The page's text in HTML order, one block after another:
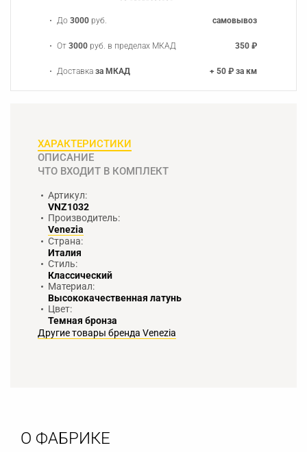
До3000 руб. самовывоз
От3000 руб. в пределах МКАД 350 ₽
Доставказа МКАД + 50 ₽ за км
ХАРАКТЕРИСТИКИ
ОПИСАНИЕ
ЧТО ВХОДИТ В КОМПЛЕКТ
Артикул:
VNZ1032
Производитель:
Venezia
Страна:
Италия
Стиль:
Классический
Материал:
Высококачественная латунь
Цвет:
Темная бронза
Другие товары бренда Venezia
О ФАБРИКЕ